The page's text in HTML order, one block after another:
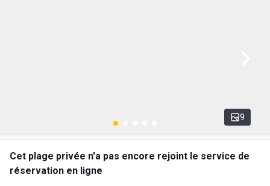
9
Cet plage privée n'a pas encore rejoint le service de
réservation en ligne